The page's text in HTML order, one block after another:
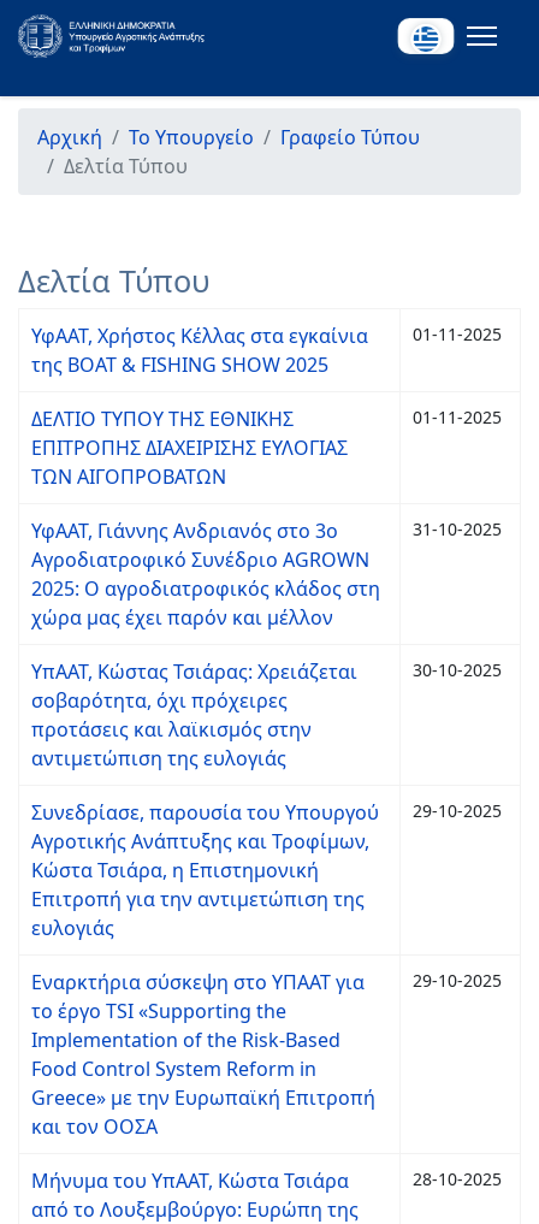
Αρχική Το Υπουργείο
Γραφείο Τύπου
Δελτία Τύπου
Δελτία Τύπου
ΥφΑΑΤ, Χρήστος Κέλλας στα εγκαίνια
της BOAT & FISHING SHOW 2025
01-11-2025
ΔΕΛΤΙΟ ΤΥΠΟΥ ΤΗΣ ΕΘΝΙΚΗΣ
ΕΠΙΤΡΟΠΗΣ ΔΙΑΧΕΙΡΙΣΗΣ ΕΥΛΟΓΙΑΣ
ΤΩΝ ΑΙΓΟΠΡΟΒΑΤΩΝ
01-11-2025
ΥφΑΑΤ, Γιάννης Ανδριανός στο 3ο
Αγροδιατροφικό Συνέδριο AGROWN
2025: Ο αγροδιατροφικός κλάδος στη
χώρα μας έχει παρόν και μέλλον
31-10-2025
ΥπΑΑΤ, Κώστας Τσιάρας: Χρειάζεται
σοβαρότητα, όχι πρόχειρες
προτάσεις και λαϊκισμός στην
αντιμετώπιση της ευλογιάς
30-10-2025
Συνεδρίασε, παρουσία του Υπουργού
Αγροτικής Ανάπτυξης και Τροφίμων,
Κώστα Τσιάρα, η Επιστημονική
Επιτροπή για την αντιμετώπιση της
ευλογιάς
29-10-2025
Εναρκτήρια σύσκεψη στο ΥΠΑΑΤ για
το έργο TSI «Supporting the
Implementation of the Risk-Based
Food Control System Reform in
Greece» με την Ευρωπαϊκή Επιτροπή
και τον ΟΟΣΑ
29-10-2025
Μήνυμα του ΥπΑΑΤ, Κώστα Τσιάρα
από το Λουξεμβούργο: Ευρώπη της
28-10-2025